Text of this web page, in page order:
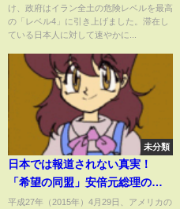
け、政府はイラン全土の危険レベルを最高
の「レベル4」に引き上げました。滞在し
ている日本人に対して速やかに...
未分類
日本では報道されない真実！
「希望の同盟」安倍元総理のス
ピーチに米国議会総立ち！海外
平成27年（2015年）4月29日、アメリカの